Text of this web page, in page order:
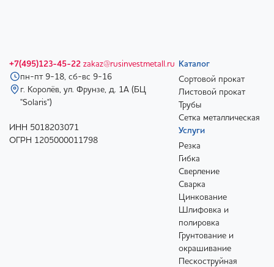
+7(495)123-45-22 zakaz@rusinvestmetall.ru
пн-пт 9-18, сб-вс 9-16
г. Королёв, ул. Фрунзе, д. 1А (БЦ
"Solaris")
ИНН 5018203071
ОГРН 1205000011798
Каталог
Сортовой прокат
Листовой прокат
Трубы
Сетка металлическая
Услуги
Резка
Гибка
Сверление
Сварка
Цинкование
Шлифовка и
полировка
Грунтование и
окрашивание
Пескоструйная